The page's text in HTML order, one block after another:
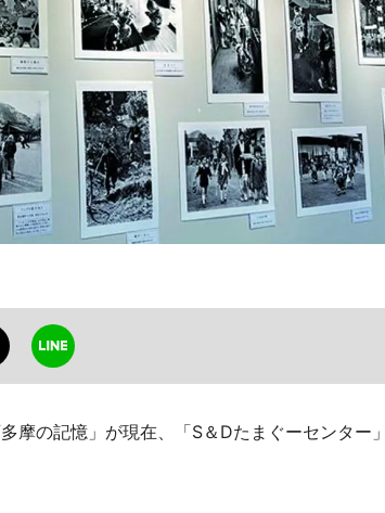
の記憶」が現在、「S＆Dたまぐーセンター」